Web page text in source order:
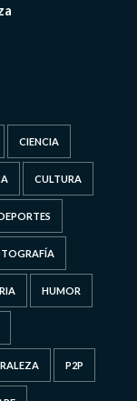
CIENCIA
CULTURA
HUMOR
P2P